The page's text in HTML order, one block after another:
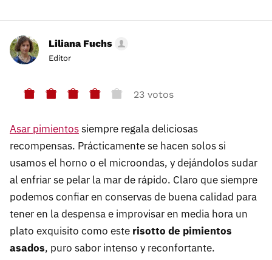
Liliana Fuchs
Editor
23 votos
Asar pimientossiempre regala deliciosas
recompensas. Prácticamente se hacen solos si
usamos el horno o el microondas, y dejándolos sudar
al enfriar se pelar la mar de rápido. Claro que siempre
podemos confiar en conservas de buena calidad para
tener en la despensa e improvisar en media hora un
plato exquisito como este risotto de pimientos
asados, puro sabor intenso y reconfortante.